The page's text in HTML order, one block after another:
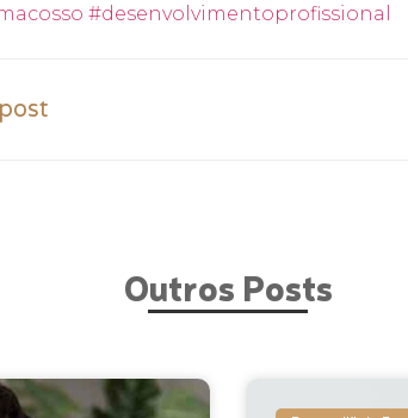
#desenvolvimentoprofissional
Outros Posts